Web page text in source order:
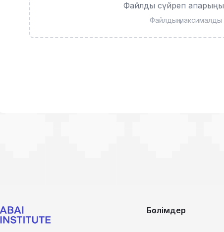
Файлды сүйреп
Файлдың
Бөлімдер